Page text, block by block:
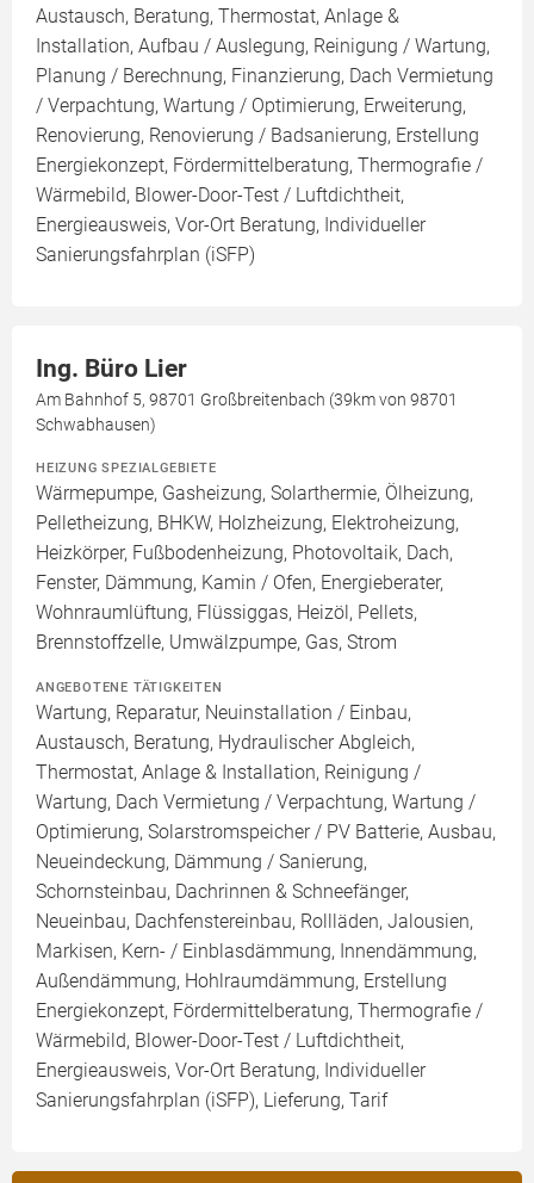
Austausch, Beratung, Thermostat, Anlage &
Installation, Aufbau / Auslegung, Reinigung / Wartung,
Planung / Berechnung, Finanzierung, Dach Vermietung
/ Verpachtung, Wartung / Optimierung, Erweiterung,
Renovierung, Renovierung / Badsanierung, Erstellung
Energiekonzept, Fördermittelberatung, Thermografie /
Wärmebild, Blower-Door-Test / Luftdichtheit,
Energieausweis, Vor-Ort Beratung, Individueller
Sanierungsfahrplan (iSFP)
Ing. Büro Lier
Am Bahnhof 5, 98701 Großbreitenbach (39km von 98701
Schwabhausen)
HEIZUNG SPEZIALGEBIETE
Wärmepumpe, Gasheizung, Solarthermie, Ölheizung,
Pelletheizung, BHKW, Holzheizung, Elektroheizung,
Heizkörper, Fußbodenheizung, Photovoltaik, Dach,
Fenster, Dämmung, Kamin / Ofen, Energieberater,
Wohnraumlüftung, Flüssiggas, Heizöl, Pellets,
Brennstoffzelle, Umwälzpumpe, Gas, Strom
ANGEBOTENE TÄTIGKEITEN
Wartung, Reparatur, Neuinstallation / Einbau,
Austausch, Beratung, Hydraulischer Abgleich,
Thermostat, Anlage & Installation, Reinigung /
Wartung, Dach Vermietung / Verpachtung, Wartung /
Optimierung, Solarstromspeicher / PV Batterie, Ausbau,
Neueindeckung, Dämmung / Sanierung,
Schornsteinbau, Dachrinnen & Schneefänger,
Neueinbau, Dachfenstereinbau, Rollläden, Jalousien,
Markisen, Kern- / Einblasdämmung, Innendämmung,
Außendämmung, Hohlraumdämmung, Erstellung
Energiekonzept, Fördermittelberatung, Thermografie /
Wärmebild, Blower-Door-Test / Luftdichtheit,
Energieausweis, Vor-Ort Beratung, Individueller
Sanierungsfahrplan (iSFP), Lieferung, Tarif